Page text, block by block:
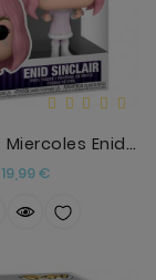
Figura POP Miercoles Enid Sinclair De Blanco
19,99 €Precio